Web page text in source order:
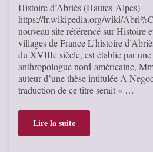
Histoire d’Abriès (Hautes-Alpes)
https://fr.wikipedia.org/wiki/
nouveau site référencé sur Histoire
villages de France L’histoire
du XVIIIe siècle, est établie par
anthropologue nord-américaine,
auteur d’une thèse intitulée A
traduction de ce titre serait « …
Lire la suite